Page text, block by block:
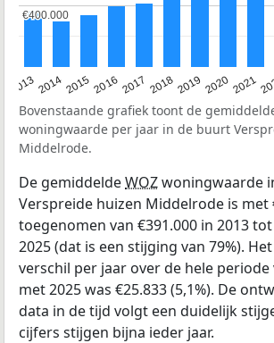
20132014201520162017 20182019 20202021
€400.000
€400.000
Bovenstaande grafiek toont de
woningwaarde per jaar in de buurt
Middelrode.
De gemiddeldeWOZwoningwaarde
Verspreide huizen Middelrode is met
toegenomen van €391.000 in 2013
2025 (dat is een stijging van 79%).
verschil per jaar over de hele periode
met 2025 was €25.833 (5,1%). De
data in de tijd volgt een duidelijk
cijfers stijgen bijna ieder jaar.